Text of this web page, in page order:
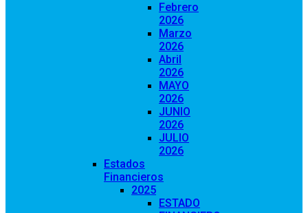
Febrero
2026
Marzo
2026
Abril
2026
MAYO
2026
JUNIO
2026
JULIO
2026
Estados
Financieros
2025
ESTADO